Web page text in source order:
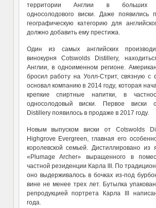
территории Англии в больших
односолодового виски. Даже появились
географическую категорию для
должно добавить ему престижа.
Один из самых английских
винокурня Cotswolds Distillery,
Англии, в одноименном регионе.
бросил работу на Уолл-Стрит, связную с
основал компанию в 2014 году, которая
крепкие спиртные напитки, в
односолодовый виски. Первое виски
Distillery появилось в продаже в 2017 году.
Новым выпуском виски от Cotswolds
Highgrove Evergreen,главная его
королевской семьей. Дистиллировано из
«Plumage Archer»выращенного в
частной резиденции Карла III. По
оно выдерживалось в бочках из-под
вине не менее трех лет. Бутылка
репродукцией портрета Карла III
года.